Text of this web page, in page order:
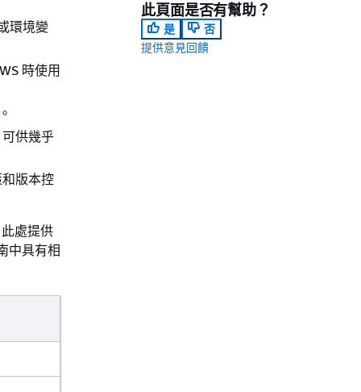
環境變
時使用
供幾乎
版本控
處提供
中具有相
此頁面是否有幫助？
是
否
提供意見回饋